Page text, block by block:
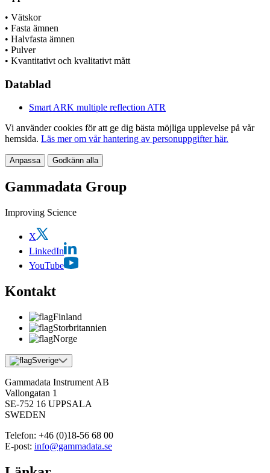
• Vätskor
• Fasta ämnen
• Halvfasta ämnen
• Pulver
• Kvantitativt och kvalitativt mått
Datablad
Smart ARK multiple reflection ATR
Vi använder cookies för att ge dig bästa möjliga upplevelse på vår
hemsida. Läs mer om vår hantering av personuppgifter här.
Anpassa Godkänn alla
Gammadata Group
Improving Science
X
LinkedIn
YouTube
Kontakt
Finland
Storbritannien
Norge
Sverige
Gammadata Instrument AB
Vallongatan 1
SE-752 16 UPPSALA
SWEDEN
Telefon: +46 (0)18-56 68 00
E-post: info@gammadata.se